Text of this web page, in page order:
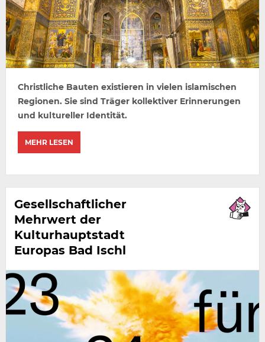
Christliche Bauten existieren in vielen islamischen
Regionen. Sie sind Träger kollektiver Erinnerungen
und kultureller Identität.
MEHR LESEN
Gesellschaftlicher
Mehrwert der
Kulturhauptstadt
Europas Bad Ischl